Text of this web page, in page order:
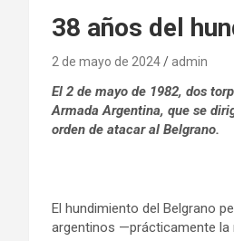
38 años del
2 de mayo de 2024 admin
El 2 de mayo de 1982, dos
Armada Argentina, que se
orden de atacar al Belgrano.
El hundimiento del Belgrano
argentinos —prácticamente la